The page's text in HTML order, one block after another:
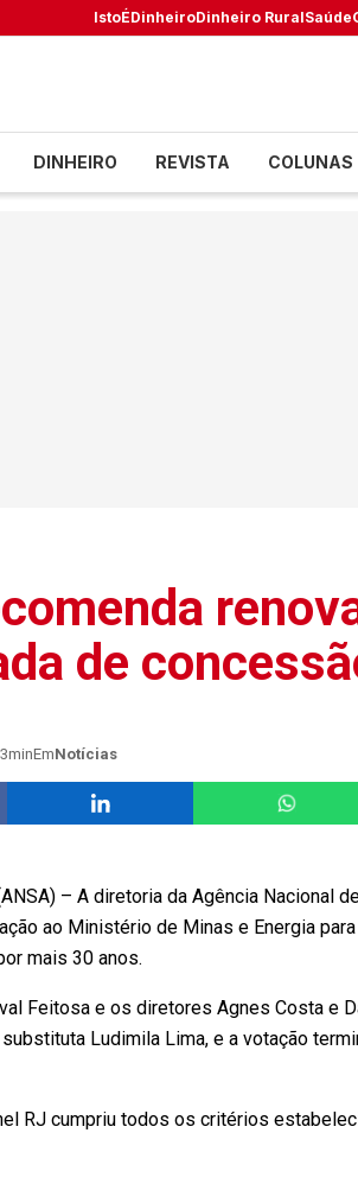
IstoÉDinheiroDinheiro RuralSaúde
DINHEIRO REVISTA COLUNAS
de
EmNotícias
– A diretoria da Agência Nacional
ao Ministério de Minas e Energia
mais 30 anos.
Feitosa e os diretores Agnes Costa e
Ludimila Lima, e a votação
RJ cumpriu todos os critérios